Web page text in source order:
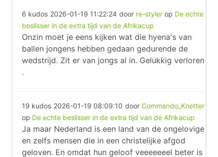
6 kudos 2026-01-19 11:22:24 door re-styler op De echte
beslisser in de extra tijd van de Afrikacup
Onzin moet je eens kijken wat die hyena's van
ballen jongens hebben gedaan gedurende de
wedstrijd. Zit er van jongs al in. Gelukkig verloren
.
19 kudos 2026-01-19 08:09:10 door Commando_Knetter
op De echte beslisser in de extra tijd van de Afrikacup
Ja maar Nederland is een land van de ongelovige
en zelfs mensen die in een christelijke afgod
geloven. En omdat hun geloof veeeeeeel beter is